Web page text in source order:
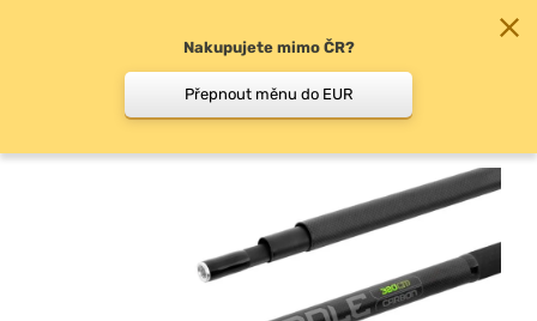
Podběrákové tyče
Nakupujete mimo ČR?
Přepnout měnu do EUR